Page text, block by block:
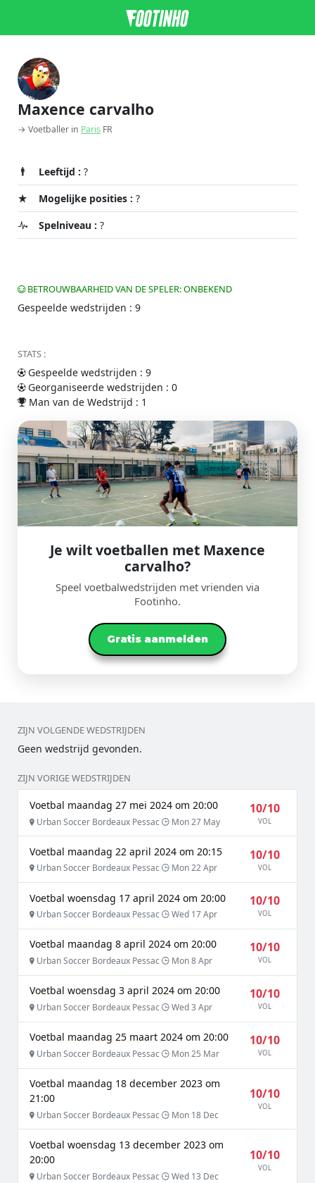
Maxence carvalho
→ Voetballer in Paris FR
Leeftijd : ?
Mogelijke posities : ?
Spelniveau : ?
BETROUWBAARHEID VAN DE SPELER: ONBEKEND
Gespeelde wedstrijden : 9
STATS :
Gespeelde wedstrijden : 9
Georganiseerde wedstrijden : 0
Man van de Wedstrijd : 1
Je wilt voetballen met Maxence
carvalho?
Speel voetbalwedstrijden met vrienden via
Footinho.
Gratis aanmelden
ZIJN VOLGENDE WEDSTRIJDEN
Geen wedstrijd gevonden.
ZIJN VORIGE WEDSTRIJDEN
Voetbal maandag 27 mei 2024 om 20:00
Urban Soccer Bordeaux Pessac Mon 27 May
10/10
VOL
Voetbal maandag 22 april 2024 om 20:15
Urban Soccer Bordeaux Pessac Mon 22 Apr
10/10
VOL
Voetbal woensdag 17 april 2024 om 20:00
Urban Soccer Bordeaux Pessac Wed 17 Apr
10/10
VOL
Voetbal maandag 8 april 2024 om 20:00
Urban Soccer Bordeaux Pessac Mon 8 Apr
10/10
VOL
Voetbal woensdag 3 april 2024 om 20:00
Urban Soccer Bordeaux Pessac Wed 3 Apr
10/10
VOL
Voetbal maandag 25 maart 2024 om 20:00
Urban Soccer Bordeaux Pessac Mon 25 Mar
10/10
VOL
Voetbal maandag 18 december 2023 om
21:00
Urban Soccer Bordeaux Pessac Mon 18 Dec
10/10
VOL
Voetbal woensdag 13 december 2023 om
20:00
Urban Soccer Bordeaux Pessac Wed 13 Dec
10/10
VOL